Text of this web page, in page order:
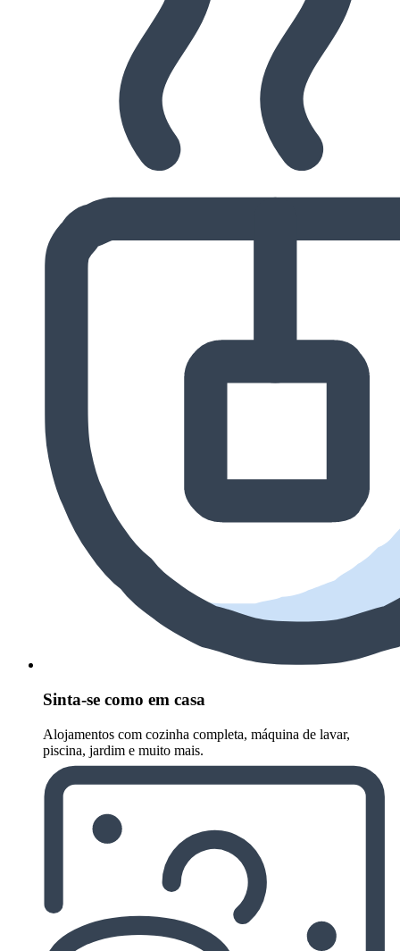
Sinta-se como em casa
Alojamentos com cozinha completa, máquina de lavar,
piscina, jardim e muito mais.